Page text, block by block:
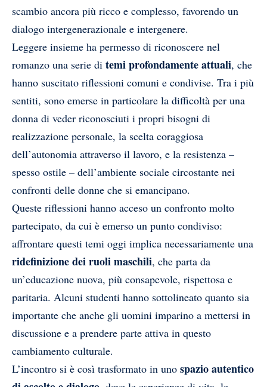
scambio ancora più ricco e complesso, favorendo un
dialogo intergenerazionale e intergenere.
Leggere insieme ha permesso di riconoscere nel
romanzo una serie di temi profondamente attuali, che
hanno suscitato riflessioni comuni e condivise. Tra i più
sentiti, sono emerse in particolare la difficoltà per una
donna di veder riconosciuti i propri bisogni di
realizzazione personale, la scelta coraggiosa
dell’autonomia attraverso il lavoro, e la resistenza –
spesso ostile – dell’ambiente sociale circostante nei
confronti delle donne che si emancipano.
Queste riflessioni hanno acceso un confronto molto
partecipato, da cui è emerso un punto condiviso:
affrontare questi temi oggi implica necessariamente una
ridefinizione dei ruoli maschili, che parta da
un’educazione nuova, più consapevole, rispettosa e
paritaria. Alcuni studenti hanno sottolineato quanto sia
importante che anche gli uomini imparino a mettersi in
discussione e a prendere parte attiva in questo
cambiamento culturale.
L’incontro si è così trasformato in uno spazio autentico